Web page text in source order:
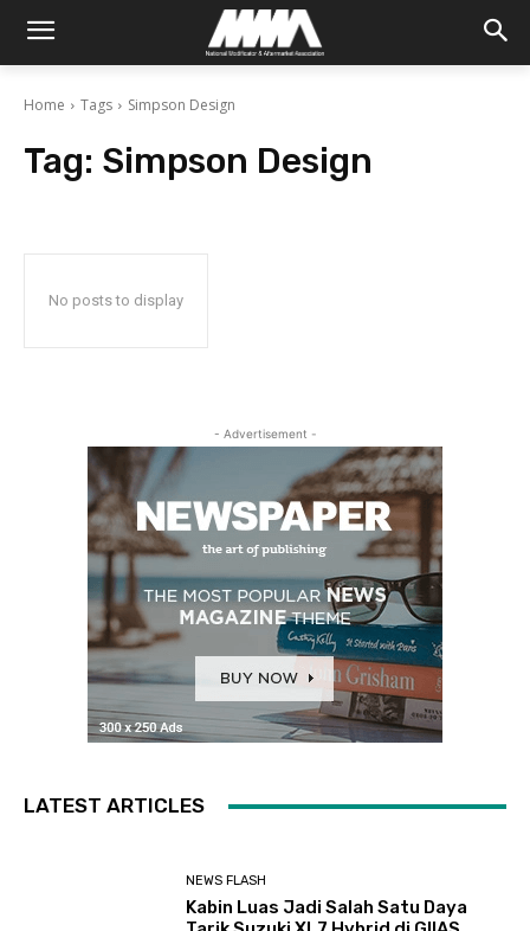
Home Tags Simpson Design
Tag: Simpson Design
No posts to display
- Advertisement -
LATEST ARTICLES
NEWS FLASH
Kabin Luas Jadi Salah Satu Daya